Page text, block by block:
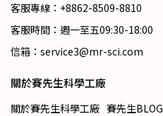
客服專線：+8862-8509-8810
客服時間：週一至五09:30-18:00
信箱：service3@mr-sci.com
關於賽先生科學工廠
關於賽先生科學工廠 賽先生BLOG